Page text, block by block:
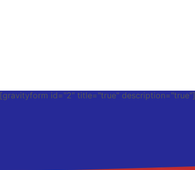
[gravityform id="2" title="true" description="true"]